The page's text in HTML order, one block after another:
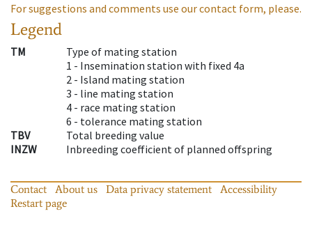
For suggestions and comments use our contact form, please.
Legend
TM
Type of mating station
1 - Insemination station with fixed 4a
2 - Island mating station
3 - line mating station
4 - race mating station
6 - tolerance mating station
TBV
Total breeding value
INZW
Inbreeding coefficient of planned offspring
Contact About us Data privacy statement
Accessibility
Restart page